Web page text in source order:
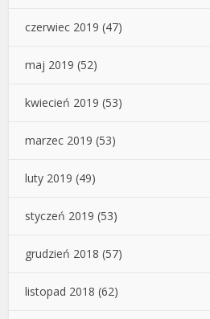
czerwiec 2019 (47)
maj 2019 (52)
kwiecień 2019 (53)
marzec 2019 (53)
luty 2019 (49)
styczeń 2019 (53)
grudzień 2018 (57)
listopad 2018 (62)